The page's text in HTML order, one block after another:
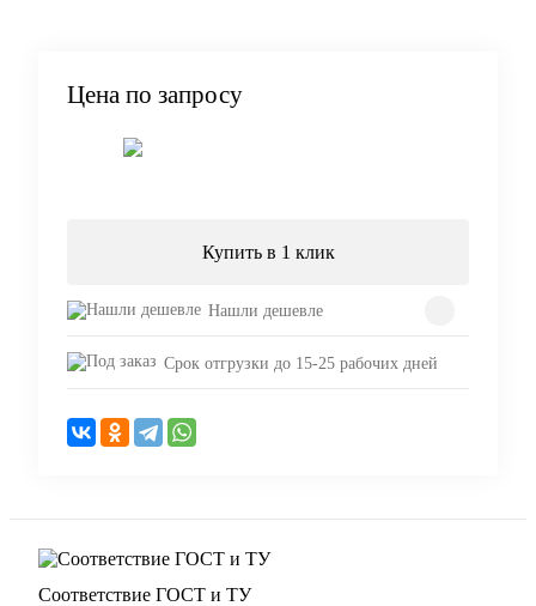
Цена по запросу
Купить в 1 клик
Нашли дешевле
Срок отгрузки до 15-25 рабочих дней
Соответствие ГОСТ и ТУ